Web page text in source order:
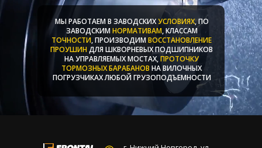
МЫ РАБОТАЕМ В ЗАВОДСКИХУСЛОВИЯХ, ПО
ЗАВОДСКИМНОРМАТИВАМ, КЛАССАМ
ТОЧНОСТИ, ПРОИЗВОДИМВОССТАНОВЛЕНИЕ
ПРОУШИНДЛЯ ШКВОРНЕВЫХ ПОДШИПНИКОВ
НА УПРАВЛЯЕМЫХ МОСТАХ,ПРОТОЧКУ
ТОРМОЗНЫХ БАРАБАНОВ НА ВИЛОЧНЫХ
ПОГРУЗЧИКАХ ЛЮБОЙ ГРУЗОПОДЪЕМНОСТИ